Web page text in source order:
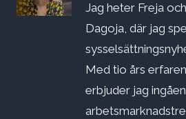
Jag heter Freja
Dagoja, där jag
Med tio års
erbjuder jag